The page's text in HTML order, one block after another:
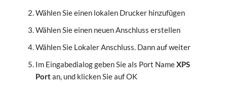
Wählen Sie einen lokalen Drucker hinzufügen
Wählen Sie einen neuen Anschluss erstellen
Wählen Sie Lokaler Anschluss. Dann auf weiter
Im Eingabedialog geben Sie als Port NameXPS
Portan, und klicken Sie auf OK